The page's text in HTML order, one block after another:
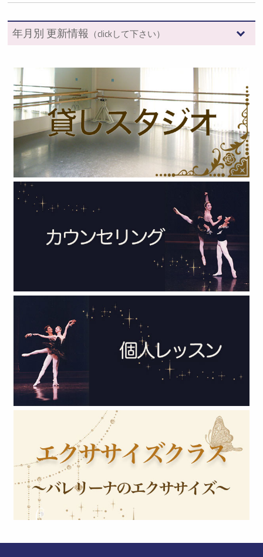
年月別 更新情報 （clickして下さい）
2026年 (7)
2025年 (12)
2024年 (12)
2023年 (13)
2020年 (3)
2019年 (1)
2018年 (3)
2017年 (2)
2016年 (3)
2015年 (6)